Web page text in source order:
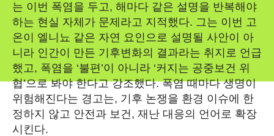
는 이번 폭염을 두고, 해마다 같은 설명을 반복해야
하는 현실 자체가 문제라고 지적했다. 그는 이번 고
온이 엘니뇨 같은 자연 요인으로 설명될 사안이 아
니라 인간이 만든 기후변화의 결과라는 취지로 언급
했고, 폭염을 ‘불편’이 아니라 ‘커지는 공중보건 위
협’으로 봐야 한다고 강조했다. 폭염 때마다 생명이
위험해진다는 경고는, 기후 논쟁을 환경 이슈에 한
정하지 않고 안전과 보건, 재난 대응의 언어로 확장
시킨다.